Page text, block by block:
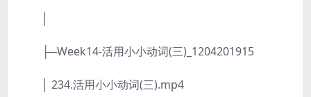
├─Week14-活用小小动词(三)_1204201915
│ 234.活用小小动词(三).mp4